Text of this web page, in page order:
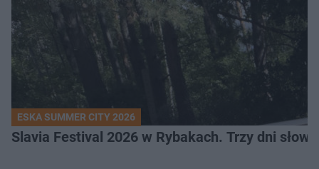
ESKA SUMMER CITY 2026
Slavia Festival 2026 w Rybakach. Trzy dni